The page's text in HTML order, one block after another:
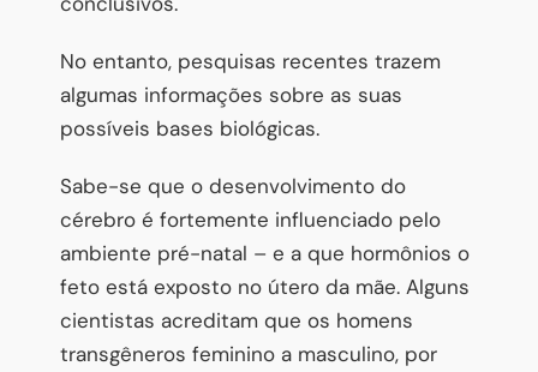
No entanto, pesquisas recentes trazem
algumas informações sobre as suas
possíveis bases biológicas.
Sabe-se que o desenvolvimento do
cérebro é fortemente influenciado pelo
ambiente pré-natal – e a que hormônios o
feto está exposto no útero da mãe. Alguns
cientistas acreditam que os homens
transgêneros feminino a masculino, por